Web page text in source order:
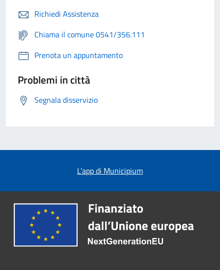
Richiedi Assistenza
Chiama il comune 0541/356.111
Prenota un appuntamento
Problemi in città
Segnala disservizio
L'app di Municipium